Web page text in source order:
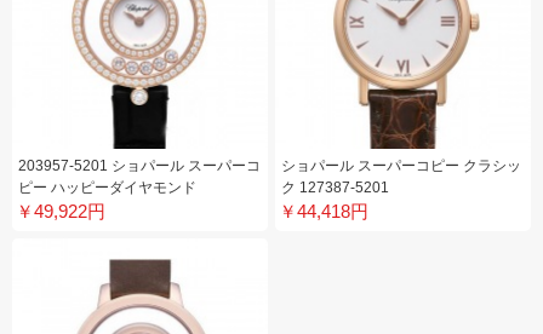
203957-5201 ショパール スーパーコ
ピー ハッピーダイヤモンド
￥49,922円
ショパール スーパーコピー クラシッ
ク 127387-5201
￥44,418円